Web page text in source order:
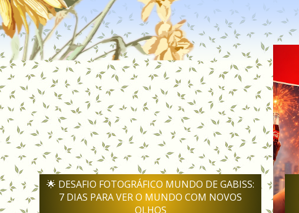
🌟 DESAFIO FOTOGRÁFICO MUNDO DE GABISS:
7 DIAS PARA VER O MUNDO COM NOVOS
OLHOS